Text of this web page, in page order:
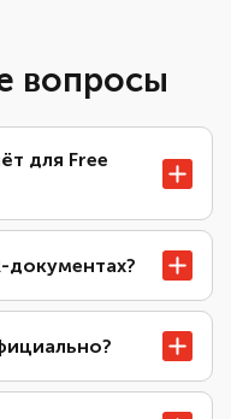
вопросы
для Free
документах?